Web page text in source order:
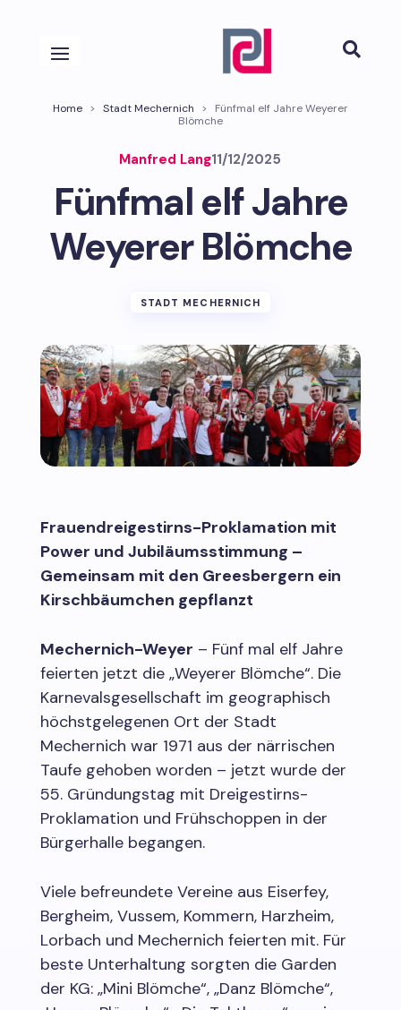

Home > Stadt Mechernich >
Fünfmal elf Jahre Weyerer
Blömche
Manfred Lang11/12/2025
Fünfmal elf Jahre
Weyerer Blömche
STADT MECHERNICH
Frauendreigestirns-Proklamation mit
Power und Jubiläumsstimmung –
Gemeinsam mit den Greesbergern ein
Kirschbäumchen gepflanzt
Mechernich-Weyer – Fünf mal elf Jahre
feierten jetzt die „Weyerer Blömche“. Die
Karnevalsgesellschaft im geographisch
höchstgelegenen Ort der Stadt
Mechernich war 1971 aus der närrischen
Taufe gehoben worden – jetzt wurde der
55. Gründungstag mit Dreigestirns-
Proklamation und Frühschoppen in der
Bürgerhalle begangen.
Viele befreundete Vereine aus Eiserfey,
Bergheim, Vussem, Kommern, Harzheim,
Lorbach und Mechernich feierten mit. Für
beste Unterhaltung sorgten die Garden
der KG: „Mini Blömche“, „Danz Blömche“,